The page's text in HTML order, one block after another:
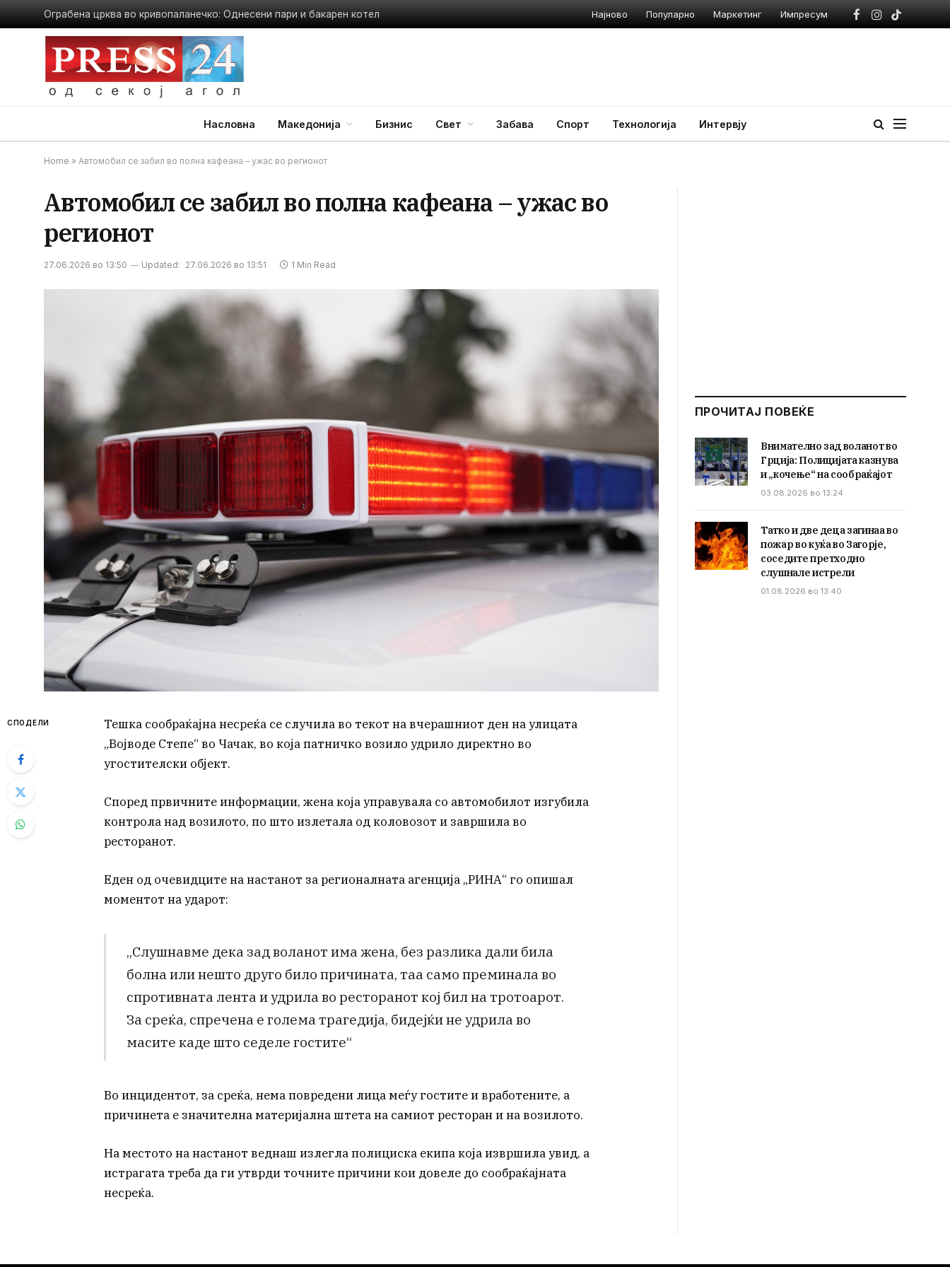
Ограбена црква во кривопаланечко: Однесени пари и бакарен котел Најново Популарно Маркетинг Импресум
Facebook
Instagram
TikTok
Насловна Македонија Бизнис Свет Забава Спорт Технологија Интервју
Home » Автомобил се забил во полна кафеана – ужас во регионот
Автомобил се забил во полна кафеана – ужас во
регионот
27.06.2026 во 13:50 Updated: 27.06.2026 во 13:51 1 Min Read
СПОДЕЛИ
Тешка сообраќајна несреќа се случила во текот на вчерашниот ден на улицата
„Војводе Степе“ во Чачак, во која патничко возило удрило директно во
угостителски објект.
Според првичните информации, жена која управувала со автомобилот изгубила
контрола над возилото, по што излетала од коловозот и завршила во
ресторанот.
Еден од очевидците на настанот за регионалната агенција „РИНА“ го опишал
моментот на ударот:
„Слушнавме дека зад воланот има жена, без разлика дали била
болна или нешто друго било причината, таа само преминала во
спротивната лента и удрила во ресторанот кој бил на тротоарот.
За среќа, спречена е голема трагедија, бидејќи не удрила во
масите каде што седеле гостите“
Во инцидентот, за среќа, нема повредени лица меѓу гостите и вработените, а
причинета е значителна материјална штета на самиот ресторан и на возилото.
На местото на настанот веднаш излегла полициска екипа која извршила увид, а
истрагата треба да ги утврди точните причини кои довеле до сообраќајната
несреќа.
ПРОЧИТАЈ ПОВЕЌЕ
Внимателно зад воланот во
Грција: Полицијата казнува
и „кочење“ на сообраќајот
03.08.2026 во 13:24
Татко и две деца загинаа во
пожар во куќа во Загорје,
соседите претходно
слушнале истрели
01.08.2026 во 13:40